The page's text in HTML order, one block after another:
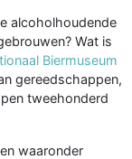
alcoholhoudende
Wat is
Biermuseum
gereedschappen,
tweehonderd
waaronder